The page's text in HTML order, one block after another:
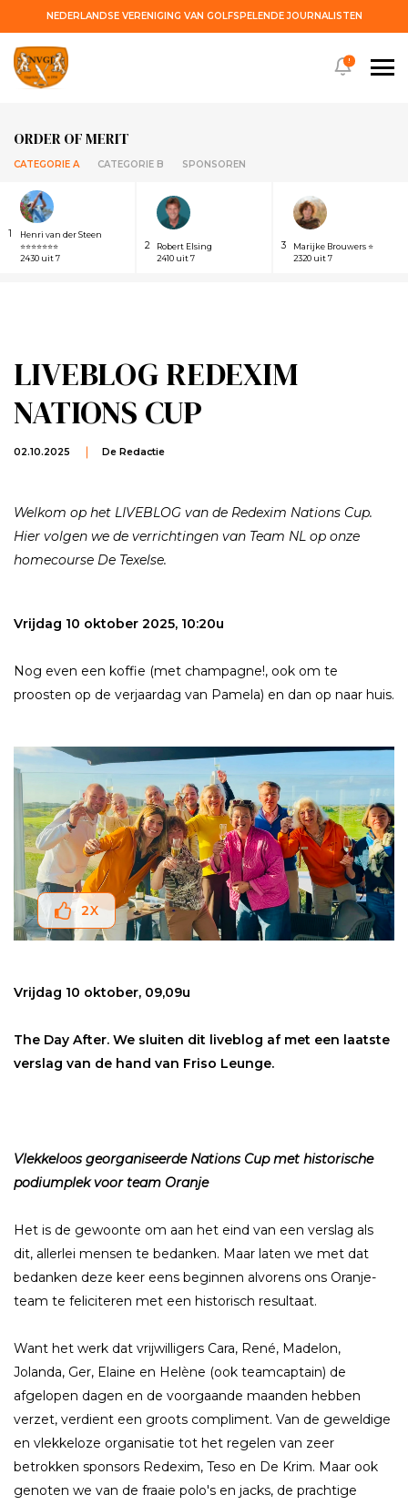
NEDERLANDSE VERENIGING VAN GOLFSPELENDE JOURNALISTEN
ORDER OF MERIT
CATEGORIE A CATEGORIE B SPONSOREN
1
Henri van der Steen
⭐⭐⭐⭐⭐⭐⭐
2430 uit 7
2
Robert Elsing
2410 uit 7
3
Marijke Brouwers ⭐
2320 uit 7
!
LIVEBLOG REDEXIM
NATIONS CUP
02.10.2025 De Redactie
Welkom op het LIVEBLOG van de Redexim Nations Cup.
Hier volgen we de verrichtingen van Team NL op onze
homecourse De Texelse.
Vrijdag 10 oktober 2025, 10:20u
Nog even een koffie (met champagne!, ook om te
proosten op de verjaardag van Pamela) en dan op naar huis.
2X
Vrijdag 10 oktober, 09,09u
The Day After. We sluiten dit liveblog af met een laatste
verslag van de hand van Friso Leunge.
Vlekkeloos georganiseerde Nations Cup met historische
podiumplek voor team Oranje
Het is de gewoonte om aan het eind van een verslag als
dit, allerlei mensen te bedanken. Maar laten we met dat
bedanken deze keer eens beginnen alvorens ons Oranje-
team te feliciteren met een historisch resultaat.
Want het werk dat vrijwilligers Cara, René, Madelon,
Jolanda, Ger, Elaine en Helène (ook teamcaptain) de
afgelopen dagen en de voorgaande maanden hebben
verzet, verdient een groots compliment. Van de geweldige
en vlekkeloze organisatie tot het regelen van zeer
betrokken sponsors Redexim, Teso en De Krim. Maar ook
genoten we van de fraaie polo's en jacks, de prachtige